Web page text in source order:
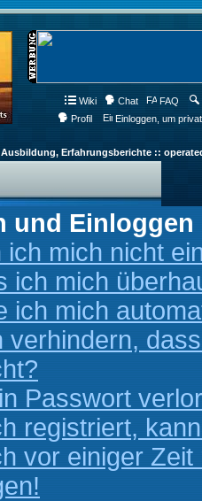
Wiki Chat FAQ
Profil
Einloggen, um
Erfahrungsberichte ::
und Einloggen
ich mich nicht
ich mich
ich mich
verhindern,
Passwort
registriert,
vor einiger